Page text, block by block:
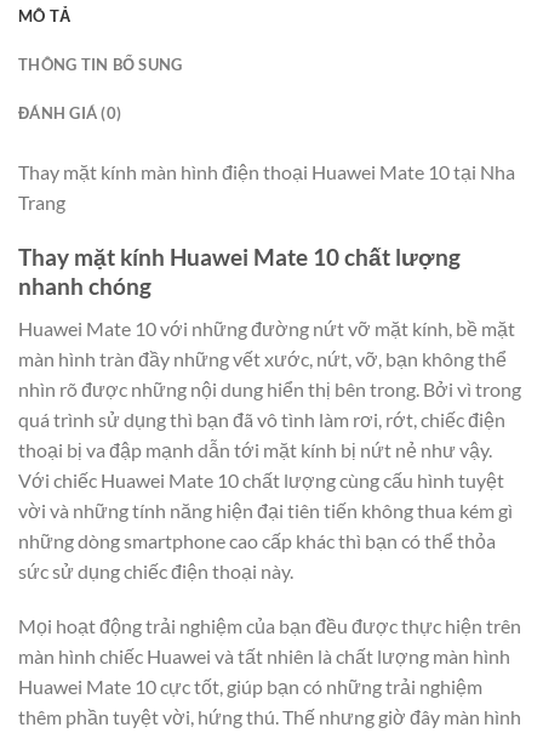
MÔ TẢ
THÔNG TIN BỔ SUNG
ĐÁNH GIÁ (0)
Thay mặt kính màn hình điện thoại Huawei Mate 10 tại Nha
Trang
Thay mặt kính Huawei Mate 10 chất lượng
nhanh chóng
Huawei Mate 10 với những đường nứt vỡ mặt kính, bề mặt
màn hình tràn đầy những vết xước, nứt, vỡ, bạn không thể
nhìn rõ được những nội dung hiển thị bên trong. Bởi vì trong
quá trình sử dụng thì bạn đã vô tình làm rơi, rớt, chiếc điện
thoại bị va đập mạnh dẫn tới mặt kính bị nứt nẻ như vậy.
Với chiếc Huawei Mate 10 chất lượng cùng cấu hình tuyệt
vời và những tính năng hiện đại tiên tiến không thua kém gì
những dòng smartphone cao cấp khác thì bạn có thể thỏa
sức sử dụng chiếc điện thoại này.
Mọi hoạt động trải nghiệm của bạn đều được thực hiện trên
màn hình chiếc Huawei và tất nhiên là chất lượng màn hình
Huawei Mate 10 cực tốt, giúp bạn có những trải nghiệm
thêm phần tuyệt vời, hứng thú. Thế nhưng giờ đây màn hình